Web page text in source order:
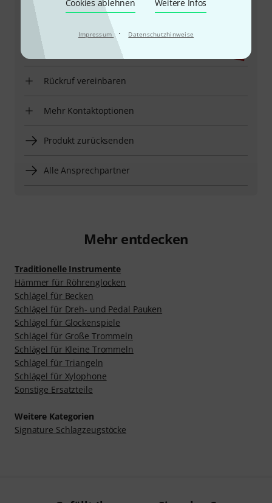
Cookies ablehnen Weitere Infos
Impressum · Datenschutzhinweise
Kundennummer bereithalten
Rückruf vereinbaren
Mehr Kontaktoptionen
Produkt zurücksenden
Alle Ansprechpartner
Mehr entdecken
Traditionelle Instrumente
Hämmer für Röhrenglocken
Schlägel für Becken
Schlägel für Dreh- und Pedal Pauken
Schlägel für Glockenspiele
Schlägel für Große Trommeln
Schlägel für Kleine Trommeln
Schlägel für Triangeln
Schlägel für Xylophone
Sonstige Ersatzteile
Weitere Kategorien
Signature Schlagzeugstöcke